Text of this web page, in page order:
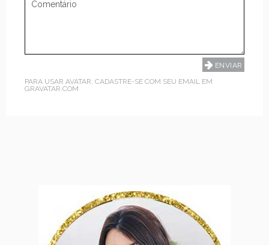
PARA USAR AVATAR, CADASTRE-SE COM SEU EMAIL EM
GRAVATAR.COM